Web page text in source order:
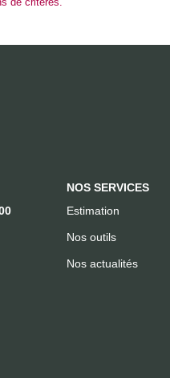
NOS SERVICES
Estimation
Nos outils
Nos actualités